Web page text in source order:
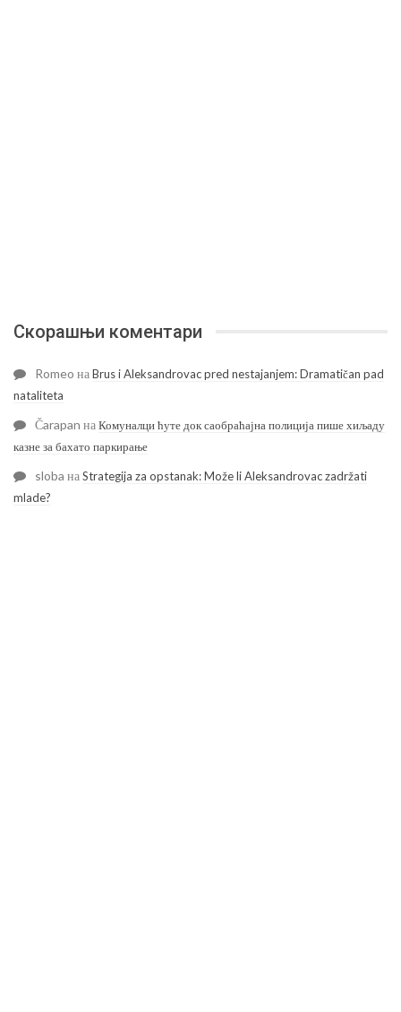
Скорашњи коментари
Romeo наBrus i Aleksandrovac pred nestajanjem: Dramatičan pad
nataliteta
Čarapan наКомуналци ћуте док саобраћајна полиција пише хиљаду
казне за бахато паркирање
sloba наStrategija za opstanak: Može li Aleksandrovac zadržati
mlade?